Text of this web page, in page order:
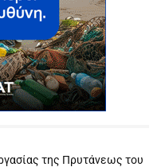
της Πρυτάνεως του